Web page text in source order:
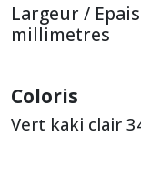
Largeur /
millimetres
Coloris
Vert kaki clair